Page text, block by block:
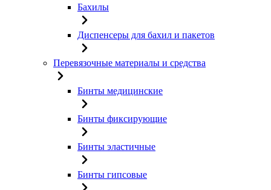
Бахилы
Диспенсеры для бахил и пакетов
Перевязочные материалы и средства
Бинты медицинские
Бинты фиксирующие
Бинты эластичные
Бинты гипсовые